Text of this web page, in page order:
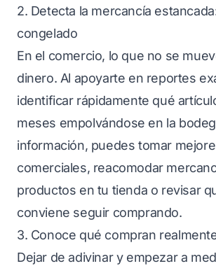
2. Detecta la mercancía
congelado
En el comercio, lo que no se
dinero. Al apoyarte en reportes
identificar rápidamente qué
meses empolvándose en la
información, puedes tomar
comerciales, reacomodar
productos en tu tienda o revisar
conviene seguir comprando.
3. Conoce qué compran
Dejar de adivinar y empezar a